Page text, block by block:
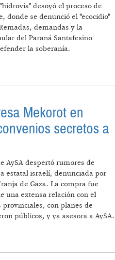
desoyó el proceso de
donde se denunció el "ecocidio"
demandas y la
del Paraná Santafesino
la soberanía.
Mekorot en
secretos a
AySA despertó rumores de
estatal israelí, denunciada por
de Gaza. La compra fue
una extensa relación con el
con planes de
públicos, y ya asesora a AySA.
EN AYSA